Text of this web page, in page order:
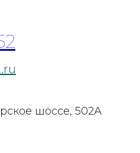
шоссе, 502А